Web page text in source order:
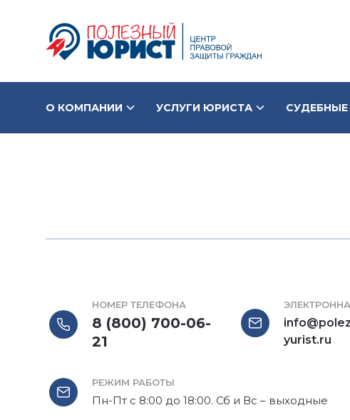
О КОМПАНИИ УСЛУГИ ЮРИСТА
НОМЕР ТЕЛЕФОНА
8 (800) 700-06-
21
yurist.ru
РЕЖИМ РАБОТЫ
Пн-Пт с 8:00 до 18:00. Сб и Вс – выходные